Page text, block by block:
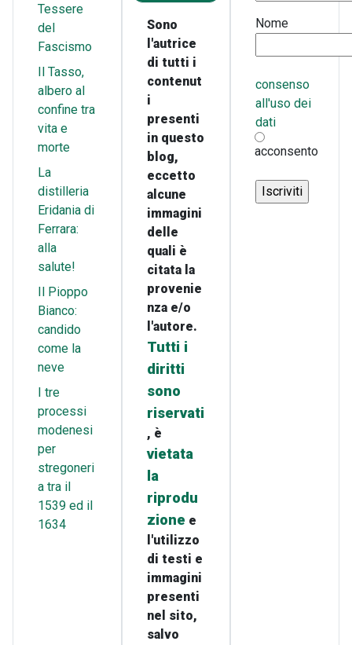
Tessere
del
Fascismo
Il Tasso,
albero al
confine tra
vita e
morte
La
distilleria
Eridania di
Ferrara:
alla
salute!
Il Pioppo
Bianco:
candido
come la
neve
I tre
processi
modenesi
per
stregoneri
a tra il
1539 ed il
1634
Sono
l'autrice
di tutti i
contenut
i
presenti
in questo
blog,
eccetto
alcune
immagini
delle
quali è
citata la
provenie
nza e/o
l'autore.
Tutti i
diritti
sono
riservati
, è
vietata
la
riprodu
zione e
l'utilizzo
di testi e
immagini
presenti
nel sito,
salvo
Nome
consenso
all'uso dei
dati
acconsento